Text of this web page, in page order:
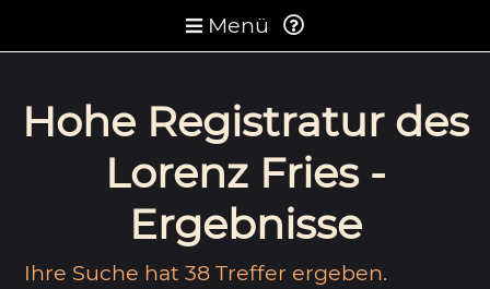
Menü
Hohe Registratur des
Lorenz Fries -
Ergebnisse
Ihre Suche hat 38 Treffer ergeben.